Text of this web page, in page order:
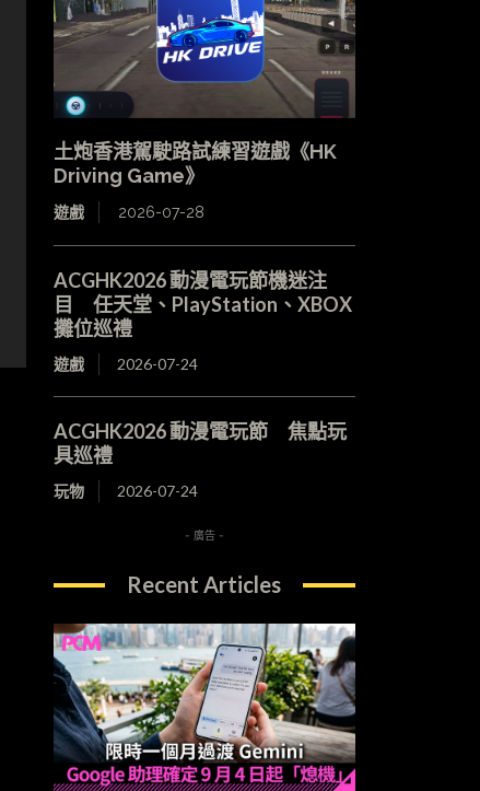
土炮香港駕駛路試練習遊戲《HK
Driving Game》
遊戲 2026-07-28
ACGHK2026 動漫電玩節機迷注
目 任天堂、PlayStation、XBOX
攤位巡禮
遊戲 2026-07-24
ACGHK2026 動漫電玩節 焦點玩
具巡禮
玩物 2026-07-24
- 廣告 -
Recent Articles